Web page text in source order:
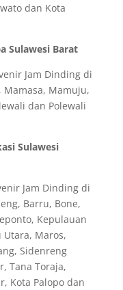
dan Kota
Sulawesi Barat
Jam Dinding di
Mamuju,
dan Polewali
Sulawesi
Jam Dinding di
Barru, Bone,
Kepulauan
Utara, Maros,
Sidenreng
Tana Toraja,
Kota Palopo dan